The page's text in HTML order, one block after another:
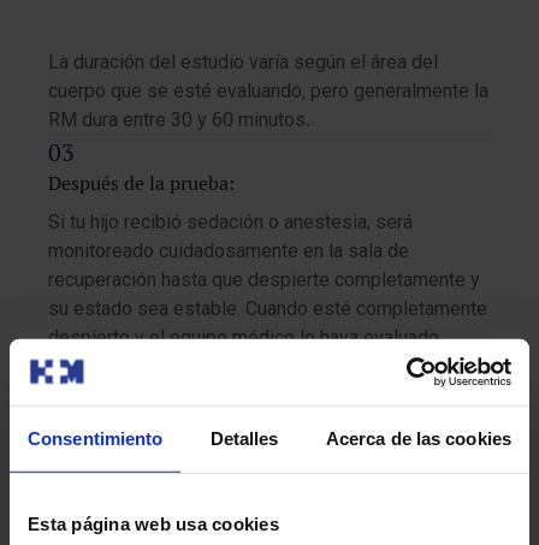
Consentimiento Detalles Acerca de las cookies
Esta página web usa cookies
La duración del estudio varía según el área del
cuerpo que se esté evaluando, pero generalmente la
RM dura entre 30 y 60 minutos.
Después de la prueba:
Si tu hijo recibió sedación o anestesia, será
monitoreado cuidadosamente en la sala de
recuperación hasta que despierte completamente y
su estado sea estable. Cuando esté completamente
despierto y el equipo médico lo haya evaluado,
podrá reanudar sus actividades normales, siempre
Los resultados de la resonancia magnética serán
interpretados por un radiólogo pediátrico, quien los